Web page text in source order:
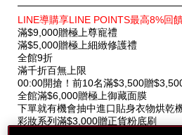
別
優
惠
LINE導購享LINE POINTS最高8%回
滿$9,000贈極上尊寵禮
滿$5,000贈極上細緻修護禮
全館9折
滿千折百無上限
00:00開搶！前10名滿$3,500贈
全館滿$6,000贈極上御藏面膜
下單就有機會抽中進口貼身衣物烘乾
彩妝系列滿$3,000贈正貨粉底刷